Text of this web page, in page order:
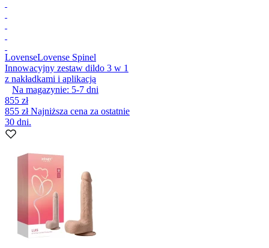
LovenseLovense Spinel
Innowacyjny zestaw dildo 3 w 1
z nakładkami i aplikacją
Na magazynie: 5-7 dni
855 zł
855 złNajniższa cena za ostatnie
30 dni.